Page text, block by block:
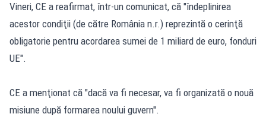
Vineri, CE a reafirmat, într-un comunicat, că "îndeplinirea
acestor condiţii (de către România n.r.) reprezintă o cerinţă
obligatorie pentru acordarea sumei de 1 miliard de euro, fonduri
UE".
CE a menţionat că "dacă va fi necesar, va fi organizată o nouă
misiune după formarea noului guvern".